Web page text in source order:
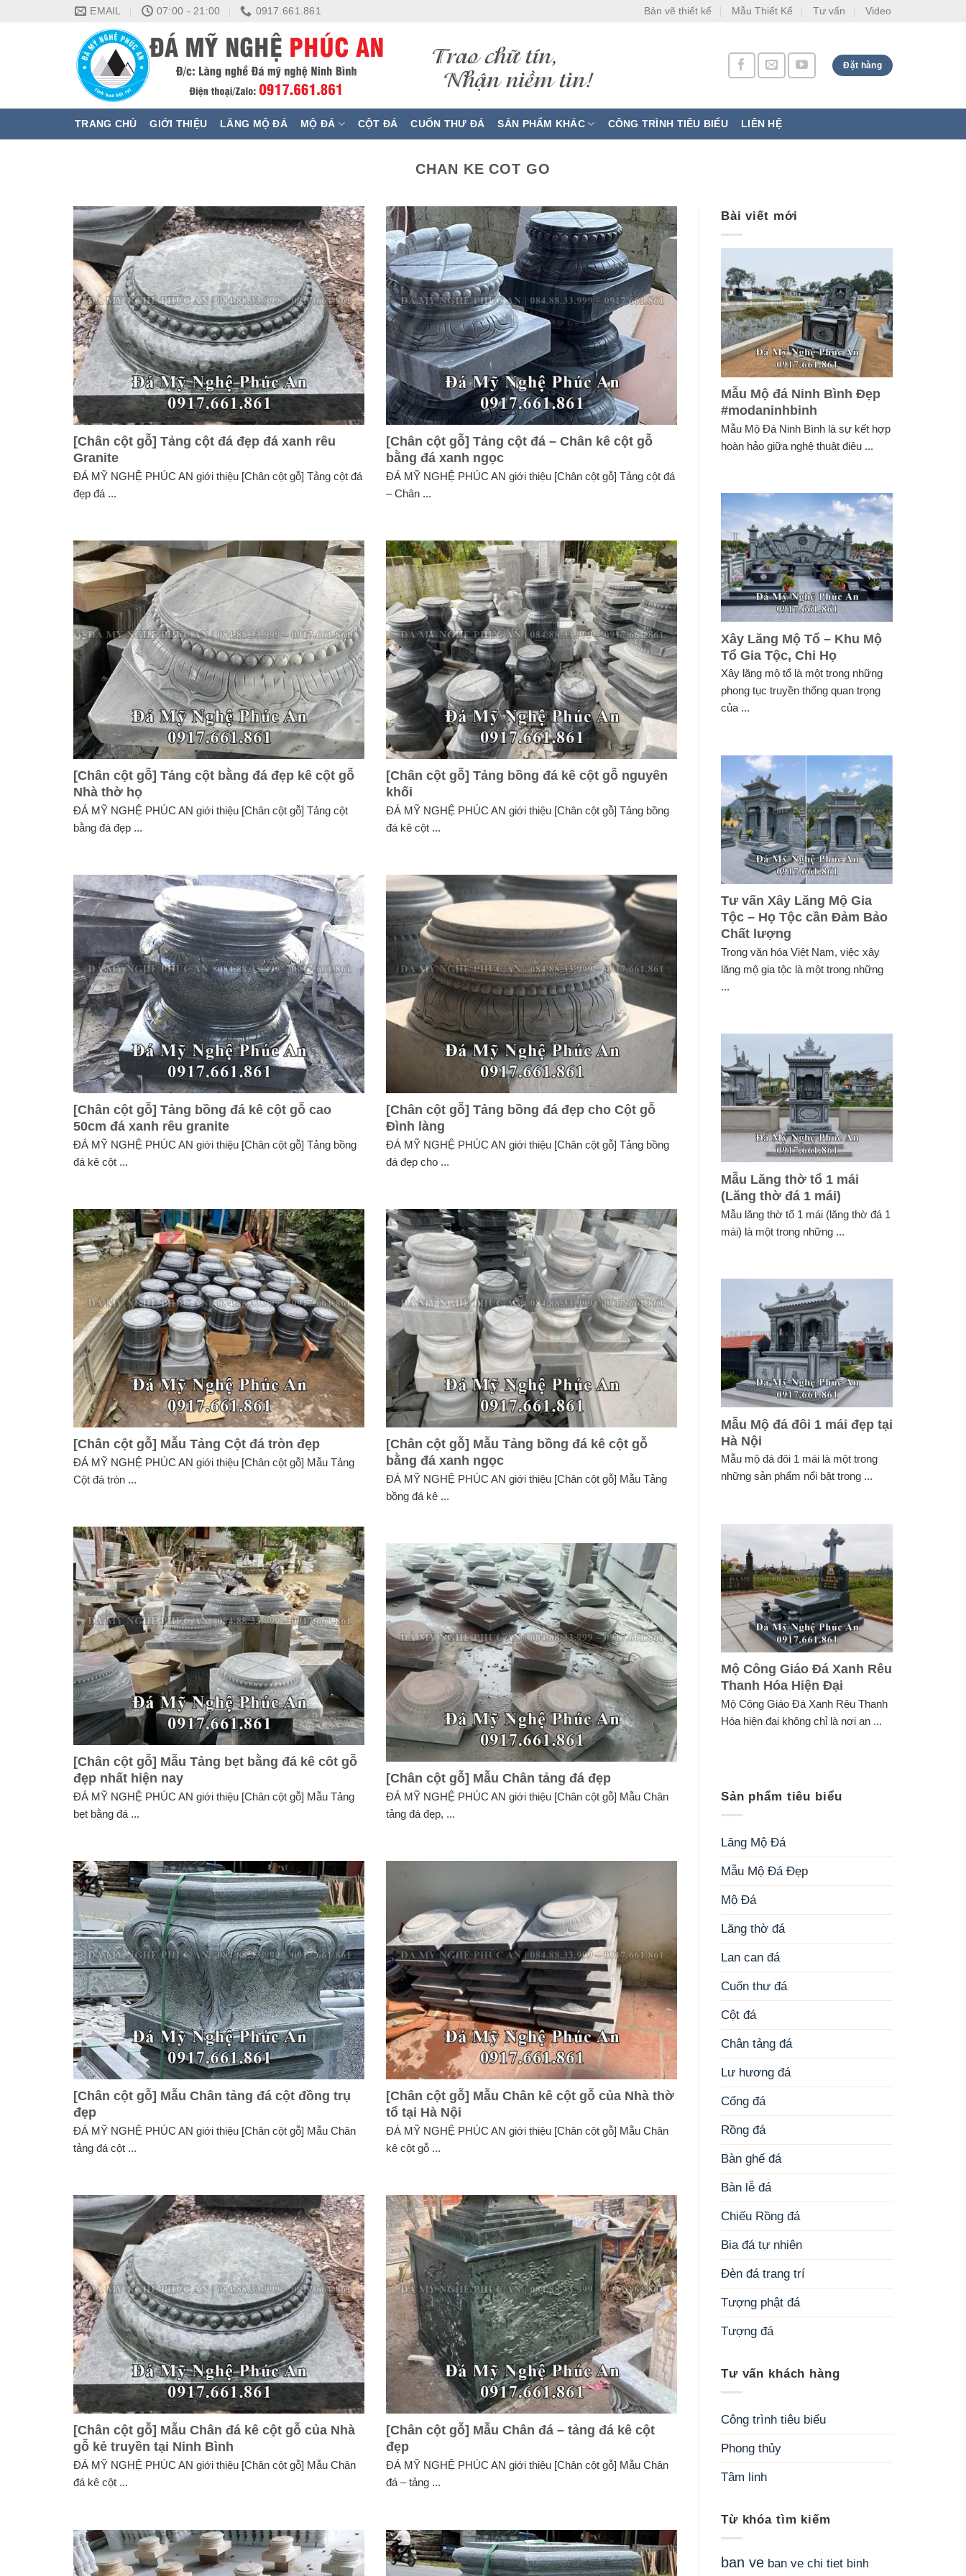
EMAIL 07:00 - 21:00 0917.661.861 Bản vẽ thiết kế Mẫu Thiết Kế Tư vấn Video
Đặt hàng
TRANG CHỦ GIỚI THIỆU LĂNG MỘ ĐÁ MỘ ĐÁ CỘT ĐÁ CUỐN THƯ ĐÁ SẢN PHẨM KHÁC CÔNG TRÌNH TIÊU BIỂU LIÊN HỆ
CHAN KE COT GO
[Chân cột gỗ] Tảng cột đá đẹp đá xanh rêu
Granite
ĐÁ MỸ NGHỆ PHÚC AN giới thiệu [Chân cột gỗ] Tảng cột đá
đẹp đá ...
[Chân cột gỗ] Tảng cột đá – Chân kê cột gỗ
bằng đá xanh ngọc
ĐÁ MỸ NGHỆ PHÚC AN giới thiệu [Chân cột gỗ] Tảng cột đá
– Chân ...
[Chân cột gỗ] Tảng cột bằng đá đẹp kê cột gỗ
Nhà thờ họ
ĐÁ MỸ NGHỆ PHÚC AN giới thiệu [Chân cột gỗ] Tảng cột
bằng đá đẹp ...
[Chân cột gỗ] Tảng bồng đá kê cột gỗ nguyên
khối
ĐÁ MỸ NGHỆ PHÚC AN giới thiệu [Chân cột gỗ] Tảng bồng
đá kê cột ...
[Chân cột gỗ] Tảng bồng đá kê cột gỗ cao
50cm đá xanh rêu granite
ĐÁ MỸ NGHỆ PHÚC AN giới thiệu [Chân cột gỗ] Tảng bồng
đá kê cột ...
[Chân cột gỗ] Tảng bồng đá đẹp cho Cột gỗ
Đình làng
ĐÁ MỸ NGHỆ PHÚC AN giới thiệu [Chân cột gỗ] Tảng bồng
đá đẹp cho ...
[Chân cột gỗ] Mẫu Tảng Cột đá tròn đẹp
ĐÁ MỸ NGHỆ PHÚC AN giới thiệu [Chân cột gỗ] Mẫu Tảng
Cột đá tròn ...
[Chân cột gỗ] Mẫu Tảng bồng đá kê cột gỗ
bằng đá xanh ngọc
ĐÁ MỸ NGHỆ PHÚC AN giới thiệu [Chân cột gỗ] Mẫu Tảng
bồng đá kê ...
[Chân cột gỗ] Mẫu Tảng bẹt bằng đá kê côt gỗ
đẹp nhất hiện nay
ĐÁ MỸ NGHỆ PHÚC AN giới thiệu [Chân cột gỗ] Mẫu Tảng
bẹt bằng đá ...
[Chân cột gỗ] Mẫu Chân tảng đá đẹp
ĐÁ MỸ NGHỆ PHÚC AN giới thiệu [Chân cột gỗ] Mẫu Chân
tảng đá đẹp, ...
[Chân cột gỗ] Mẫu Chân tảng đá cột đồng trụ
đẹp
ĐÁ MỸ NGHỆ PHÚC AN giới thiệu [Chân cột gỗ] Mẫu Chân
tảng đá cột ...
[Chân cột gỗ] Mẫu Chân kê cột gỗ của Nhà thờ
tổ tại Hà Nội
ĐÁ MỸ NGHỆ PHÚC AN giới thiệu [Chân cột gỗ] Mẫu Chân
kê cột gỗ ...
[Chân cột gỗ] Mẫu Chân đá kê cột gỗ của Nhà
gỗ kẻ truyền tại Ninh Bình
ĐÁ MỸ NGHỆ PHÚC AN giới thiệu [Chân cột gỗ] Mẫu Chân
đá kê cột ...
[Chân cột gỗ] Mẫu Chân đá – tảng đá kê cột
đẹp
ĐÁ MỸ NGHỆ PHÚC AN giới thiệu [Chân cột gỗ] Mẫu Chân
đá – tảng ...
Bài viết mới
Mẫu Mộ đá Ninh Bình Đẹp
#modaninhbinh
Mẫu Mộ Đá Ninh Bình là sự kết hợp
hoàn hảo giữa nghệ thuật điêu ...
Xây Lăng Mộ Tổ – Khu Mộ
Tổ Gia Tộc, Chi Họ
Xây lăng mộ tổ là một trong những
phong tục truyền thống quan trọng
của ...
Tư vấn Xây Lăng Mộ Gia
Tộc – Họ Tộc cần Đảm Bảo
Chất lượng
Trong văn hóa Việt Nam, việc xây
lăng mộ gia tộc là một trong những
...
Mẫu Lăng thờ tổ 1 mái
(Lăng thờ đá 1 mái)
Mẫu lăng thờ tổ 1 mái (lăng thờ đá 1
mái) là một trong những ...
Mẫu Mộ đá đôi 1 mái đẹp tại
Hà Nội
Mẫu mộ đá đôi 1 mái là một trong
những sản phẩm nổi bật trong ...
Mộ Công Giáo Đá Xanh Rêu
Thanh Hóa Hiện Đại
Mộ Công Giáo Đá Xanh Rêu Thanh
Hóa hiện đại không chỉ là nơi an ...
Sản phẩm tiêu biểu
Lăng Mộ Đá
Mẫu Mộ Đá Đẹp
Mộ Đá
Lăng thờ đá
Lan can đá
Cuốn thư đá
Cột đá
Chân tảng đá
Lư hương đá
Cổng đá
Rồng đá
Bàn ghế đá
Bàn lễ đá
Chiếu Rồng đá
Bia đá tự nhiên
Đèn đá trang trí
Tượng phật đá
Tượng đá
Tư vấn khách hàng
Công trình tiêu biểu
Phong thủy
Tâm linh
Từ khóa tìm kiếm
ban ve ban ve chi tiet binh